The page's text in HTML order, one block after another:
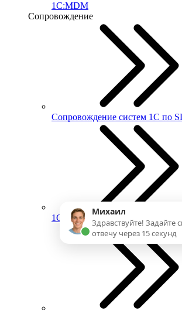
1С:MDM
Сопровождение
Сопровождение систем 1С по
1С:ИТС
Михаил
Здравствуйте! Задайте
отвечу через 15 секунд